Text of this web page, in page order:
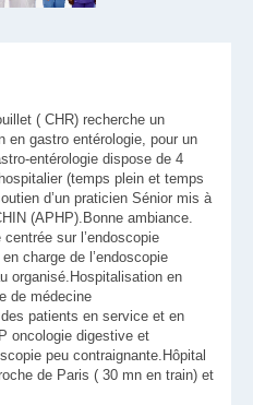
( CHR) recherche un
en gastro entérologie, pour un
entérologie dispose de 4
(temps plein et temps
d’un praticien Sénior mis à
(APHP).Bonne ambiance.
sur l’endoscopie
charge de l’endoscopie
organisé.Hospitalisation en
de médecine
patients en service et en
oncologie digestive et
peu contraignante.Hôpital
de Paris ( 30 mn en train) et